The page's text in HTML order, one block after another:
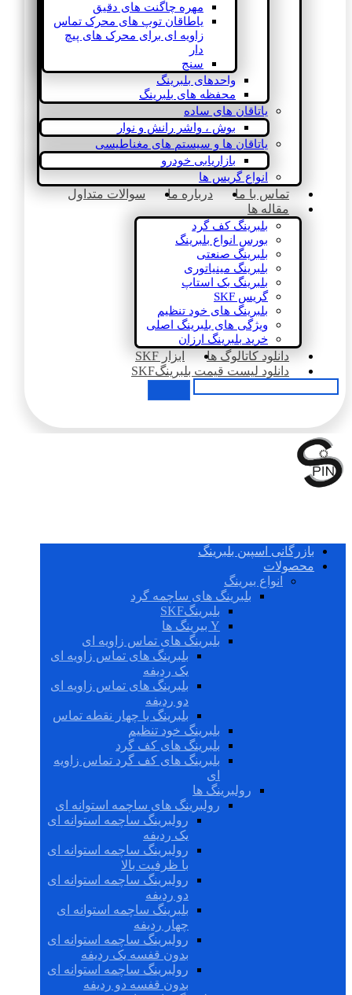
مهره چاگنت های دقیق
یاطاقان توپ های محرک تماس
زاویه ای برای محرک های پیچ
دار
سنج
واحدهای بلبرینگ
محفظه های بلبرینگ
یاتاقان های ساده
بوش ، واشر رانش و نوار
یاتاقان ها و سیستم های مغناطیسی
بازاریابی خودرو
انواع گریس ها
تماس با ما درباره ما
سوالات متداول
مقاله ها
بلبرینگ کف گرد
بورس انواع بلبرینگ
بلبرینگ صنعتی
بلبرینگ مینیاتوری
بلبرینگ بک استاپ
گریس SKF
بلبرینگ های خود تنظیم
ویژگی های بلبرینگ اصلی
خرید بلبرینگ ارزان
دانلود کاتالوگ ها
ابزار SKF
دانلود لیست قیمت بلبرینگSKF
بازرگانی اسپین بلبرینگ
محصولات
انواع بیرینگ
بلبرینگ های ساچمه گرد
بلبرینگSKF
Y بیرینگ ها
بلبرینگ های تماس زاویه ای
بلبرینگ های تماس زاویه ای
یک ردیفه
بلبرینگ های تماس زاویه ای
دو ردیفه
بلبرینگ با چهار نقطه تماس
بلبرینگ خود تنظیم
بلبرینگ های کف گرد
بلبرینگ های کف گرد تماس زاویه
ای
رولبرینگ ها
رولبرینگ های ساچمه استوانه ای
رولبرینگ ساچمه استوانه ای
یک ردیفه
رولبرینگ ساچمه استوانه ای
با ظرفیت بالا
رولبرینگ ساچمه استوانه ای
دو ردیفه
بلبرینگ ساچمه استوانه ای
چهار ردیفه
رولبرینگ ساچمه استوانه ای
بدون قفسه یک ردیفه
رولبرینگ ساچمه استوانه ای
بدون قفسه دو ردیفه